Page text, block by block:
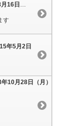
2015年8月12日～8月16日までお休みさせて頂きます
す
年5月2日
10月28日（月）